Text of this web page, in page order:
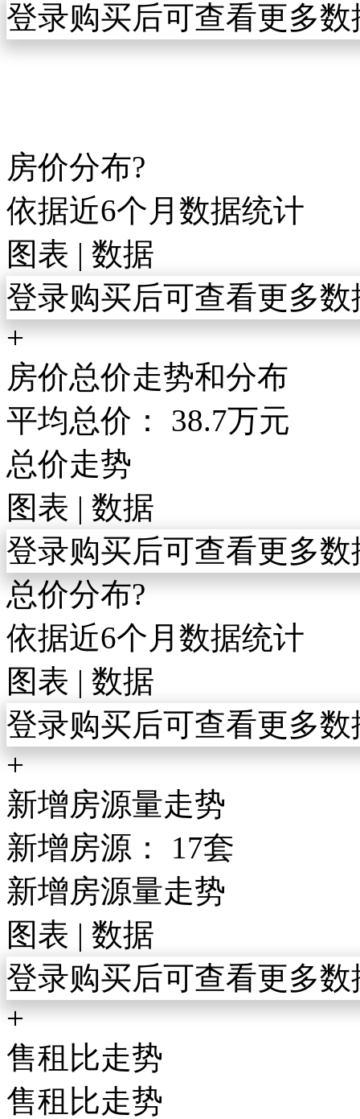
登录购买后可查看更多
房价分布?
依据近6个月数据统计
图表 | 数据
登录购买后可查看更多
+
房价总价走势和分布
平均总价： 38.7万元
总价走势
图表 | 数据
登录购买后可查看更多
总价分布?
依据近6个月数据统计
图表 | 数据
登录购买后可查看更多
+
新增房源量走势
新增房源： 17套
新增房源量走势
图表 | 数据
登录购买后可查看更多
+
售租比走势
售租比走势